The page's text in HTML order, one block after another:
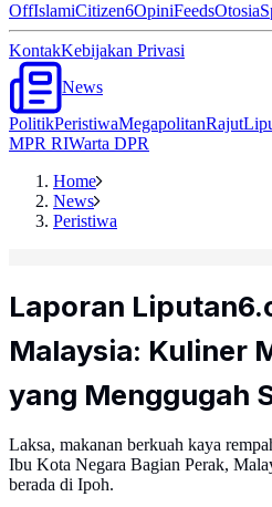
OffIslamiCitizen6OpiniFeedsOtosia
KontakKebijakan Privasi
News
PolitikPeristiwaMegapolitanRajut
MPR RIWarta DPR
Home
News
Peristiwa
Laporan
Malaysia: Kuliner
yang Menggugah
Laksa, makanan berkuah kaya
Ibu Kota Negara Bagian Perak,
berada di Ipoh.